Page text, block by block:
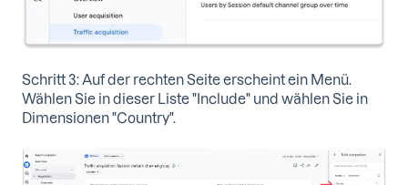
Schritt 3: Auf der rechten Seite erscheint ein Menü.
Wählen Sie in dieser Liste "Include" und wählen Sie in
Dimensionen "Country".